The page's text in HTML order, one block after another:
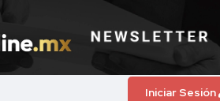
Iniciar Sesión